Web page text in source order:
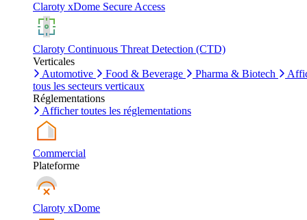
Claroty xDome Secure Access
Claroty Continuous Threat Detection (CTD)
Verticales
Automotive
Food & Beverage Pharma & Biotech
tous les secteurs verticaux
Réglementations
Afficher toutes les réglementations
Commercial
Plateforme
Claroty xDome